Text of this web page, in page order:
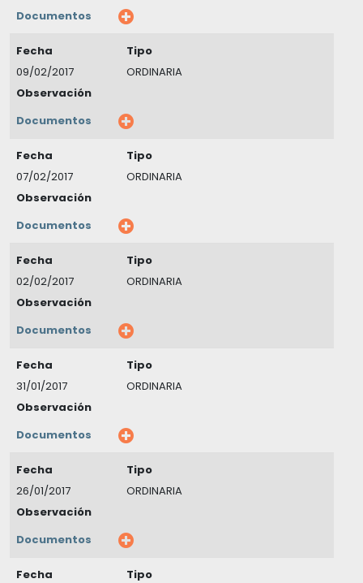
Documentos
Fecha
09/02/2017
Tipo
ORDINARIA
Observación
Documentos
Fecha
07/02/2017
Tipo
ORDINARIA
Observación
Documentos
Fecha
02/02/2017
Tipo
ORDINARIA
Observación
Documentos
Fecha
31/01/2017
Tipo
ORDINARIA
Observación
Documentos
Fecha
26/01/2017
Tipo
ORDINARIA
Observación
Documentos
Fecha
Tipo